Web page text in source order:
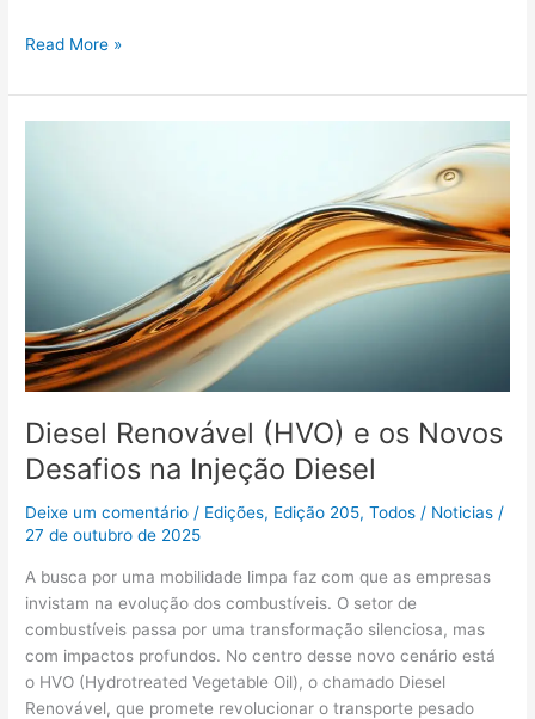
Read More »
Diesel Renovável (HVO) e os Novos
Desafios na Injeção Diesel
Deixe um comentário / Edições, Edição 205,Todos / Noticias/
27 de outubro de 2025
A busca por uma mobilidade limpa faz com que as empresas
invistam na evolução dos combustíveis. O setor de
combustíveis passa por uma transformação silenciosa, mas
com impactos profundos. No centro desse novo cenário está
o HVO (Hydrotreated Vegetable Oil), o chamado Diesel
Renovável, que promete revolucionar o transporte pesado
Injeção
Diesel